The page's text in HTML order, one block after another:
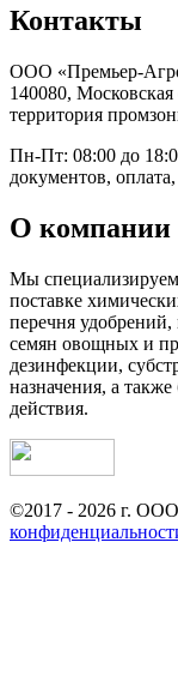
Контакты
ООО «Премьер-
140080,
территория
Пн-Пт: 08:00 до
документов,
О компании
Мы
поставке
перечня удобрений,
семян овощных и
дезинфекции,
назначения, а
действия.
©2017 - 2026 г.